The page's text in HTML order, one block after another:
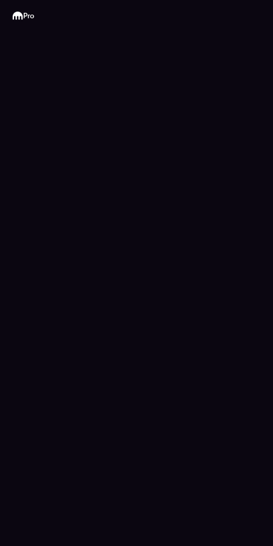
Kraken
Pro